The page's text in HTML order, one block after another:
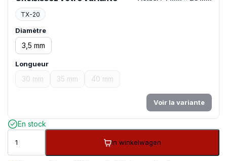
TX-20
Diamètre
3,5 mm
Longueur
30 mm 35 mm 40 mm
Voir la variante
En stock
In winkelwagen